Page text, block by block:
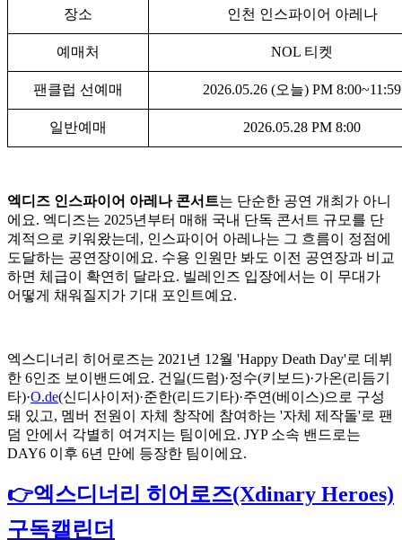
장소 인천 인스파이어 아레나
예매처 NOL 티켓
팬클럽 선예매 2026.05.26 (오늘) PM 8:00~11:59
일반예매 2026.05.28 PM 8:00
엑디즈 인스파이어 아레나 콘서트는 단순한 공연 개최가 아니
에요. 엑디즈는 2025년부터 매해 국내 단독 콘서트 규모를 단
계적으로 키워왔는데, 인스파이어 아레나는 그 흐름이 정점에
도달하는 공연장이에요. 수용 인원만 봐도 이전 공연장과 비교
하면 체급이 확연히 달라요. 빌레인즈 입장에서는 이 무대가
어떻게 채워질지가 기대 포인트예요.
엑스디너리 히어로즈는 2021년 12월 'Happy Death Day'로 데뷔
한 6인조 보이밴드예요. 건일(드럼)·정수(키보드)·가온(리듬기
타)·O.de(신디사이저)·준한(리드기타)·주연(베이스)으로 구성
돼 있고, 멤버 전원이 자체 창작에 참여하는 '자체 제작돌'로 팬
덤 안에서 각별히 여겨지는 팀이에요. JYP 소속 밴드로는
DAY6 이후 6년 만에 등장한 팀이에요.
👉엑스디너리 히어로즈(Xdinary Heroes)
구독캘린더